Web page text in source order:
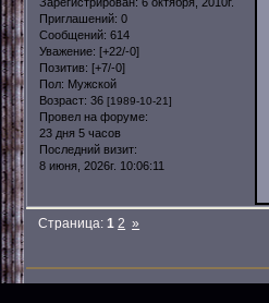
Приглашений: 0
Сообщений: 614
Уважение: [+22/-0]
Позитив: [+7/-0]
Пол: Мужской
Возраст: 36 [1989-10-21]
Провел на форуме:
23 дня 5 часов
Последний визит:
8 июня, 2026г. 10:06:11
Страница:1 2 »